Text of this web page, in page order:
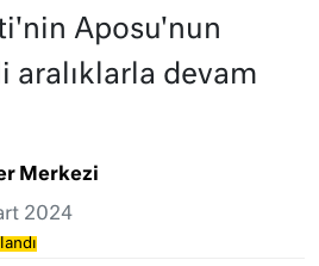
Aposu'nun
aralıklarla devam
Merkezi
2024